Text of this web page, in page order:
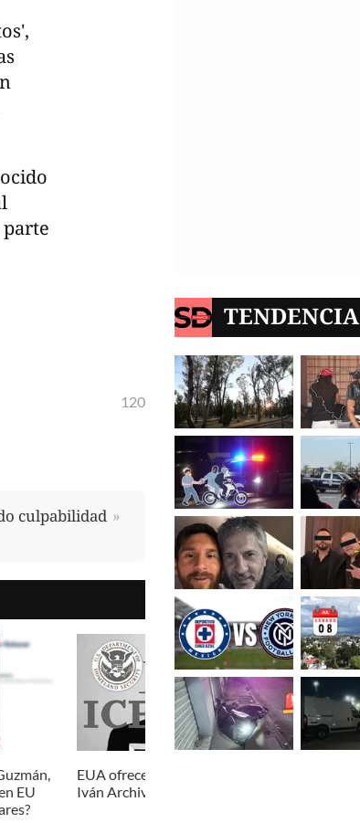
120
culpabilidad
EU
EUA ofrece millones de dólares por
Iván Archivaldo, hijo de 'El Chapo'
TENDENCIA